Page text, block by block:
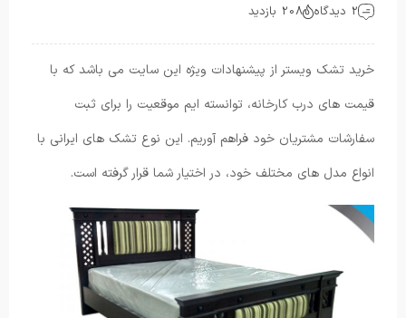
2 دیدگاه
208 بازدید
خرید تشک ویستر از پیشنهادات ویژه این سایت می باشد که با
قیمت های درب کارخانه، توانسته ایم موقعیت را برای ثبت
سفارشات مشتریان خود فراهم آوریم. این نوع تشک های ایرانی با
انواع مدل های مختلف خود، در اختیار شما قرار گرفته است.